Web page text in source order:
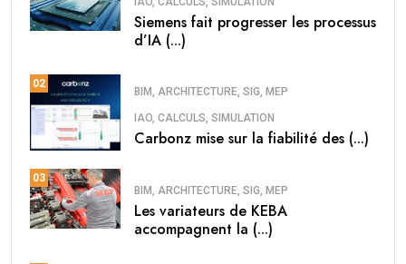
Siemens fait progresser les processus
d’IA (...)
02
BIM, ARCHITECTURE, SIG, MEP
IAO, CALCULS, SIMULATION
Carbonz mise sur la fiabilité des (...)
03
BIM, ARCHITECTURE, SIG, MEP
Les variateurs de KEBA
accompagnent la (...)